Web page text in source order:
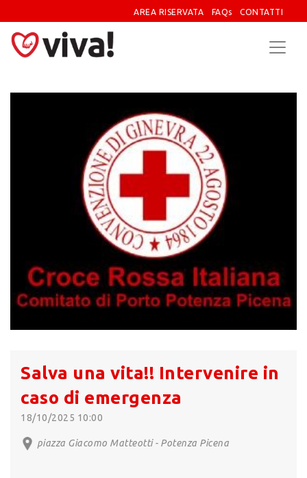
AREA RISERVATA FAQs CONTATTI
Salva una vita!! Intervenire in
caso di emergenza
18/10/2025 10:00
piazza Giacomo Matteotti - Potenza Picena